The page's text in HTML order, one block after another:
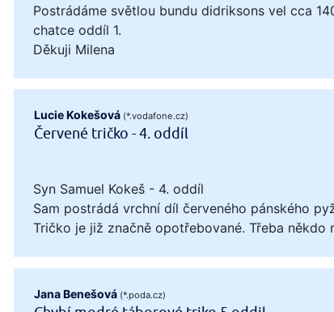
Postrádáme světlou bundu didriksons vel cca
chatce oddíl 1.
Děkuji Milena
Lucie Kokešová (*.vodafone.cz)
Červené tričko - 4. oddíl
Syn Samuel Kokeš - 4. oddíl
Sam postrádá vrchní díl červeného pánského
Tričko je již značně opotřebované. Třeba někdo
Jana Benešová (*.poda.cz)